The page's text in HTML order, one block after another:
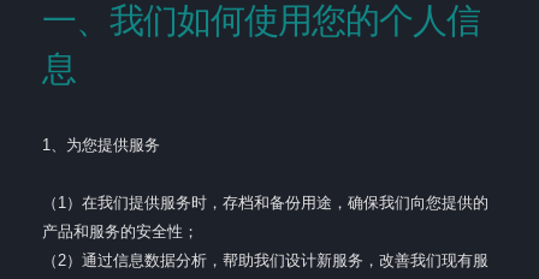
一、我们如何使用您的个人信
息
1、为您提供服务
（1）在我们提供服务时，存档和备份用途，确保我们向您提供的
产品和服务的安全性；
（2）通过信息数据分析，帮助我们设计新服务，改善我们现有服